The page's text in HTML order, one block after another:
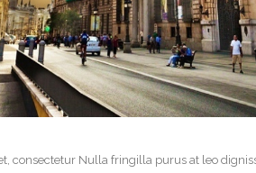
consectetur Nulla fringilla purus at leo